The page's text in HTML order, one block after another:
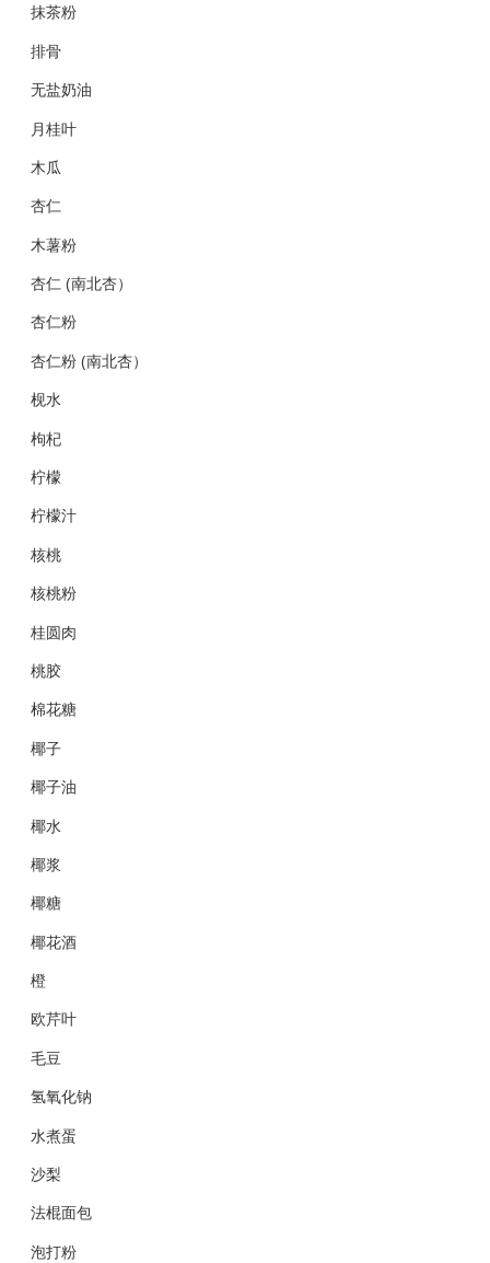
抹茶粉
排骨
无盐奶油
月桂叶
木瓜
杏仁
木薯粉
杏仁 (南北杏）
杏仁粉
杏仁粉 (南北杏）
枧水
枸杞
柠檬
柠檬汁
核桃
核桃粉
桂圆肉
桃胶
棉花糖
椰子
椰子油
椰水
椰浆
椰糖
椰花酒
橙
欧芹叶
毛豆
氢氧化钠
水煮蛋
沙梨
法棍面包
泡打粉